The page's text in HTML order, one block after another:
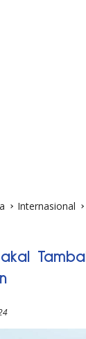
Internasional